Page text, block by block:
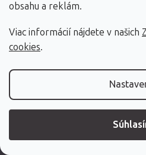
obsahu a reklám.
Viac informácií nájdete v našich
cookies.
Ochrana osobných údajov
Návody k produktom
Hodnotenie obchodu
ĎALŠIE HODNOTENIA